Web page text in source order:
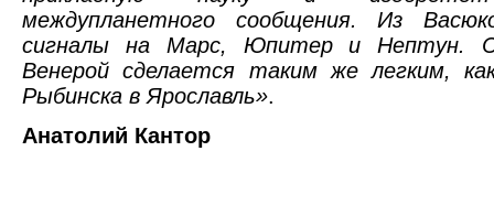
междупланетного сообщения. Из
сигналы на Марс, Юпитер и Нептун.
Венерой сделается таким же легким,
Рыбинска в Ярославль».
Анатолий Кантор